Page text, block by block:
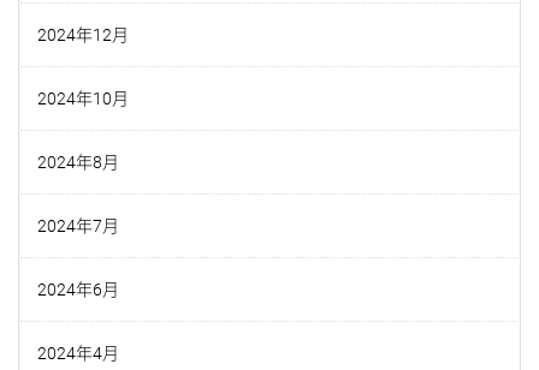
2024年12月
2024年10月
2024年8月
2024年7月
2024年6月
2024年4月